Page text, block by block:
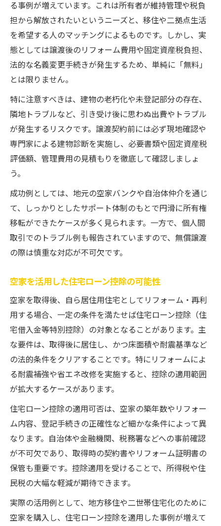
る事例が増えています。これは所有者が維持管理や税負
担から解放されたいというニーズと、移住や二拠点生活
を希望する人のマッチングによるものです。しかし、実
態としては譲渡後のリフォーム費用や固定資産税負担、
法的な名義変更手続きが発生するため、単純に「無料」
とは限りません。
特に注意すべきは、建物の老朽化や未登記部分の存在、
隣地トラブルなど、引き受け後に思わぬ出費やトラブル
が発生するリスクです。譲渡契約前には必ず現地確認や
専門家による建物診断を実施し、必要書類や固定資産税
評価額、管理費用の見積もりを徹底して確認しましょ
う。
成功例としては、地元の空家バンクや自治体仲介を通じ
て、しっかりとしたサポート体制のもとで円滑に所有権
移転ができたケースが多く見られます。一方で、個人間
取引でのトラブル例も報告されていますので、無償譲渡
の際は慎重な対応が不可欠です。
空家を活用した住宅ローン控除の可能性
空家を取得後、自ら居住用住宅としてリフォーム・再利
用する場合、一定の条件を満たせば住宅ローン控除（住
宅借入金等特別控除）の対象となることがあります。主
な要件は、取得後に居住し、かつ床面積や耐震基準など
の法的条件をクリアすることです。特にリフォームによ
る耐震補強や省エネ改修を実施すると、控除の適用範囲
が拡大するケースがあります。
住宅ローン控除の適用可否は、空家の築年数やリフォー
ム内容、登記手続きの正確性など細かな条件によって異
なります。自治体や金融機関、税務署などへの事前確認
が不可欠であり、取得時の契約書やリフォーム証明書の
保管も重要です。控除適用を受けることで、所得税や住
民税の大幅な軽減が期待できます。
実際の活用例として、地方移住や二世帯住宅化のために
空家を購入し、住宅ローン控除を適用した事例が増えて